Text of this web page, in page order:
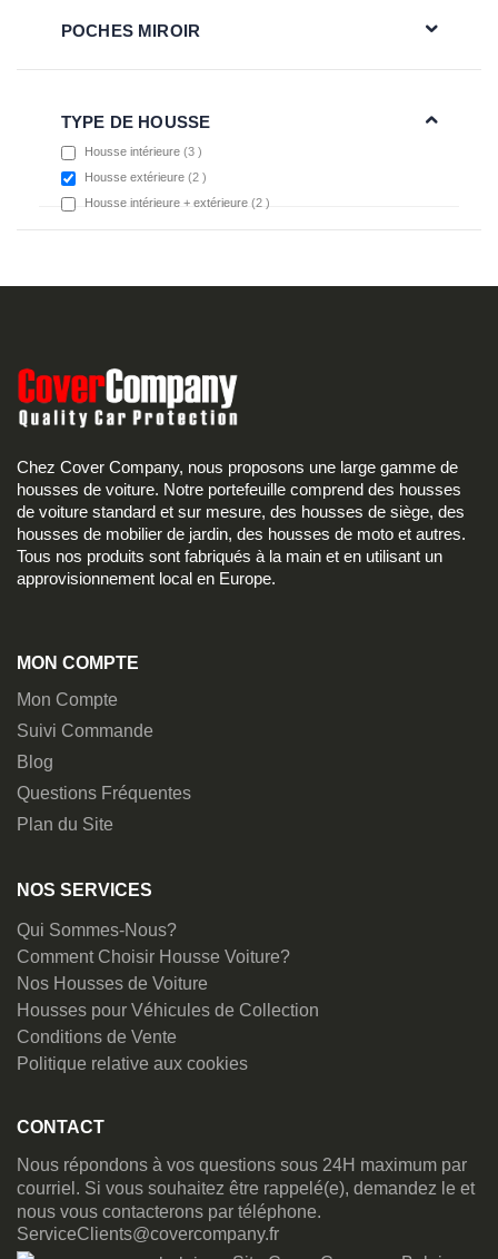
POCHES MIROIR
TYPE DE HOUSSE
Housse intérieure 3 items
Housse extérieure 2 items
Housse intérieure + extérieure 2 items
Chez Cover Company, nous proposons une large gamme de
housses de voiture. Notre portefeuille comprend des housses
de voiture standard et sur mesure, des housses de siège, des
housses de mobilier de jardin, des housses de moto et autres.
Tous nos produits sont fabriqués à la main et en utilisant un
approvisionnement local en Europe.
MON COMPTE
Mon Compte
Suivi Commande
Blog
Questions Fréquentes
Plan du Site
NOS SERVICES
Qui Sommes-Nous?
Comment Choisir Housse Voiture?
Nos Housses de Voiture
Housses pour Véhicules de Collection
Conditions de Vente
Politique relative aux cookies
CONTACT
Nous répondons à vos questions sous 24H maximum par
courriel. Si vous souhaitez être rappelé(e), demandez le et
nous vous contacterons par téléphone.
ServiceClients@covercompany.fr